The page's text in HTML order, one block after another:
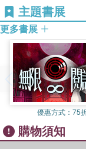
環境現況，使我衷
──顏聖紘（國立中
科學影響生活，生
學習科學的最佳途
相當具有趣味與特色
本系列以家喻戶曉
科學問題，再以圖
索科學殿堂，讀起來
以做出很厲害的事！
★電力與能源
漫畫：超級電池
◎電力到底是什麼
間關係匪淺？ ◎有
★能量的真相
漫畫：電動滑雪仗
◎「能量」究竟是
是無所不能的魔法！
★化學能量 漫畫：情
◎原子、分子，都擁
主題書展
更多書展
優惠方式： 75
購物須知